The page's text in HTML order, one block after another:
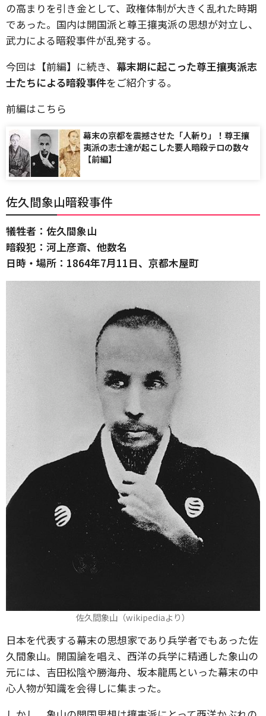
の高まりを引き金として、政権体制が大きく乱れた時期
であった。国内は開国派と尊王攘夷派の思想が対立し、
武力による暗殺事件が乱発する。
今回は【前編】に続き、 幕末期に起こった尊王攘夷派志
士たちによる暗殺事件をご紹介する。
前編はこちら
幕末の京都を震撼させた「人斬り」！尊王攘
夷派の志士達が起こした要人暗殺テロの数々
【前編】
佐久間象山暗殺事件
犠牲者：佐久間象山
暗殺犯：河上彦斎、他数名
日時・場所：1864年7月11日、京都木屋町
佐久間象山（wikipediaより）
日本を代表する幕末の思想家であり兵学者でもあった佐
久間象山。開国論を唱え、西洋の兵学に精通した象山の
元には、吉田松陰や勝海舟、坂本龍馬といった幕末の中
心人物が知識を会得しに集まった。